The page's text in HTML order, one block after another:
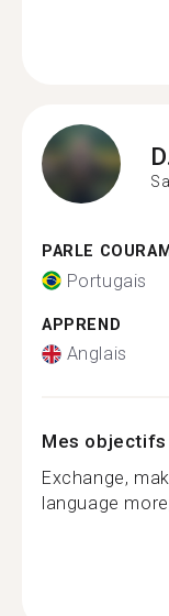
PARLE
Portugais
APPREND
Anglais
Mes
Exchange,
language